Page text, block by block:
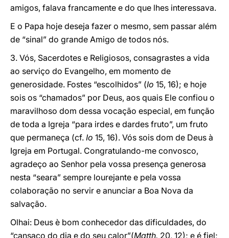
amigos, falava francamente e do que lhes interessava.
E o Papa hoje deseja fazer o mesmo, sem passar além
de “sinal” do grande Amigo de todos nós.
3. Vós, Sacerdotes e Religiosos, consagrastes a vida
ao serviço do Evangelho, em momento de
generosidade. Fostes “escolhidos” (Io 15, 16); e hoje
sois os “chamados” por Deus, aos quais Ele confiou o
maravilhoso dom dessa vocação especial, em função
de toda a Igreja “para irdes e dardes fruto”, um fruto
que permaneça (cf. Io 15, 16). Vós sois dom de Deus à
Igreja em Portugal. Congratulando-me convosco,
agradeço ao Senhor pela vossa presença generosa
nesta “seara” sempre lourejante e pela vossa
colaboração no servir e anunciar a Boa Nova da
salvação.
Olhai: Deus è bom conhecedor das dificuldades, do
“cansaço do dia e do seu calor”(Matth. 20, 12); e é fiel;